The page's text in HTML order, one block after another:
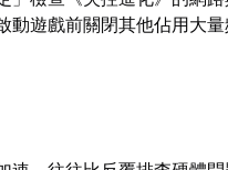
動遊戲前關閉其他佔用大